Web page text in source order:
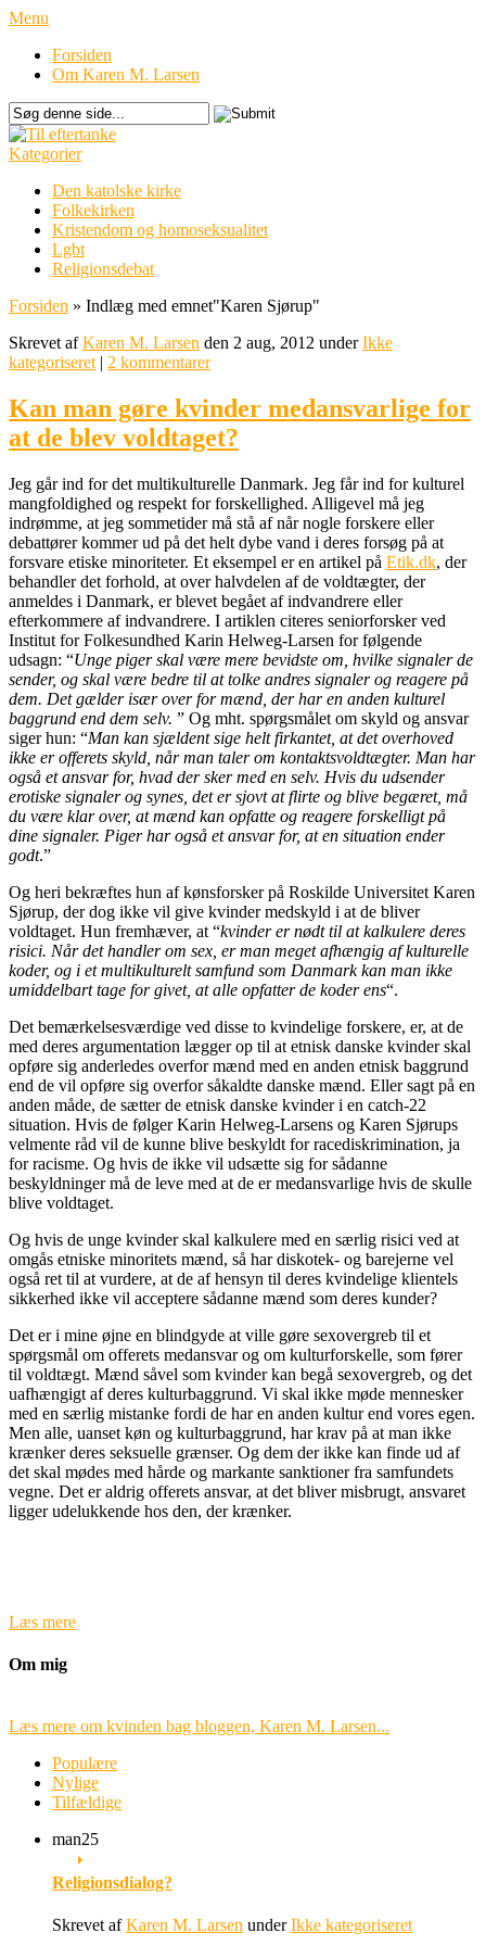
Menu
Forsiden
Om Karen M. Larsen
Kategorier
Den katolske kirke
Folkekirken
Kristendom og homoseksualitet
Lgbt
Religionsdebat
Forsiden » Indlæg med emnet"Karen Sjørup"
Skrevet afKaren M. Larsen den 2 aug, 2012 underIkke
kategoriseret | 2 kommentarer
Kan man gøre kvinder medansvarlige for
at de blev voldtaget?
Jeg går ind for det multikulturelle Danmark. Jeg får ind for kulturel
mangfoldighed og respekt for forskellighed. Alligevel må jeg
indrømme, at jeg sommetider må stå af når nogle forskere eller
debattører kommer ud på det helt dybe vand i deres forsøg på at
forsvare etiske minoriteter. Et eksempel er en artikel på Etik.dk, der
behandler det forhold, at over halvdelen af de voldtægter, der
anmeldes i Danmark, er blevet begået af indvandrere eller
efterkommere af indvandrere. I artiklen citeres seniorforsker ved
Institut for Folkesundhed Karin Helweg-Larsen for følgende
udsagn: “Unge piger skal være mere bevidste om, hvilke signaler de
sender, og skal være bedre til at tolke andres signaler og reagere på
dem. Det gælder især over for mænd, der har en anden kulturel
baggrund end dem selv. ” Og mht. spørgsmålet om skyld og ansvar
siger hun: “Man kan sjældent sige helt firkantet, at det overhoved
ikke er offerets skyld, når man taler om kontaktsvoldtægter. Man har
også et ansvar for, hvad der sker med en selv. Hvis du udsender
erotiske signaler og synes, det er sjovt at flirte og blive begæret, må
du være klar over, at mænd kan opfatte og reagere forskelligt på
dine signaler. Piger har også et ansvar for, at en situation ender
godt.”
Og heri bekræftes hun af kønsforsker på Roskilde Universitet Karen
Sjørup, der dog ikke vil give kvinder medskyld i at de bliver
voldtaget. Hun fremhæver, at “kvinder er nødt til at kalkulere deres
risici. Når det handler om sex, er man meget afhængig af kulturelle
koder, og i et multikulturelt samfund som Danmark kan man ikke
umiddelbart tage for givet, at alle opfatter de koder ens“.
Det bemærkelsesværdige ved disse to kvindelige forskere, er, at de
med deres argumentation lægger op til at etnisk danske kvinder skal
opføre sig anderledes overfor mænd med en anden etnisk baggrund
end de vil opføre sig overfor såkaldte danske mænd. Eller sagt på en
anden måde, de sætter de etnisk danske kvinder i en catch-22
situation. Hvis de følger Karin Helweg-Larsens og Karen Sjørups
velmente råd vil de kunne blive beskyldt for racediskrimination, ja
for racisme. Og hvis de ikke vil udsætte sig for sådanne
beskyldninger må de leve med at de er medansvarlige hvis de skulle
blive voldtaget.
Og hvis de unge kvinder skal kalkulere med en særlig risici ved at
omgås etniske minoritets mænd, så har diskotek- og barejerne vel
også ret til at vurdere, at de af hensyn til deres kvindelige klientels
sikkerhed ikke vil acceptere sådanne mænd som deres kunder?
Det er i mine øjne en blindgyde at ville gøre sexovergreb til et
spørgsmål om offerets medansvar og om kulturforskelle, som fører
til voldtægt. Mænd såvel som kvinder kan begå sexovergreb, og det
uafhængigt af deres kulturbaggrund. Vi skal ikke møde mennesker
med en særlig mistanke fordi de har en anden kultur end vores egen.
Men alle, uanset køn og kulturbaggrund, har krav på at man ikke
krænker deres seksuelle grænser. Og dem der ikke kan finde ud af
det skal mødes med hårde og markante sanktioner fra samfundets
vegne. Det er aldrig offerets ansvar, at det bliver misbrugt, ansvaret
ligger udelukkende hos den, der krænker.
Læs mere
Om mig
Læs mere om kvinden bag bloggen, Karen M. Larsen...
Populære
Nylige
Tilfældige
man25
Religionsdialog?
Skrevet afKaren M. Larsen underIkke kategoriseret